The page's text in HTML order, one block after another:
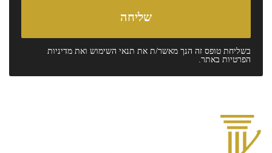
בשליחת טופס זה הנך מאשר/ת את תנאי השימוש ואת מדיניות
הפרטיות באתר.